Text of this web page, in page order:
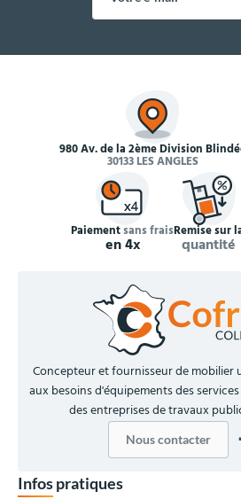
980 Av. de la 2ème Division
30133 LES ANGLES
Paiementsans frais
en 4x
Remise sur
quantité
Concepteur et fournisseur de mobilier
aux besoins d'équipements des
des entreprises de travaux
Nous contacter
Infos pratiques